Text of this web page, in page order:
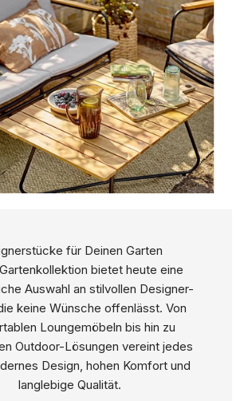
für Deinen Garten
bietet heute eine
Auswahl an stilvollen Designer-
keine Wünsche offenlässt. Von
Loungemöbeln bis hin zu
Outdoor-Lösungen vereint jedes
Design, hohen Komfort und
langlebige Qualität.